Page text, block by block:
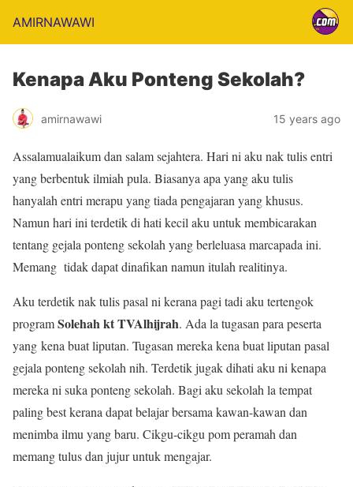
AMIRNAWAWI
Kenapa Aku Ponteng Sekolah?
amirnawawi 15 years ago
Assalamualaikum dan salam sejahtera. Hari ni aku nak tulis entri
yang berbentuk ilmiah pula. Biasanya apa yang aku tulis
hanyalah entri merapu yang tiada pengajaran yang khusus.
Namun hari ini terdetik di hati kecil aku untuk membicarakan
tentang gejala ponteng sekolah yang berleluasa marcapada ini.
Memang tidak dapat dinafikan namun itulah realitinya.
Aku terdetik nak tulis pasal ni kerana pagi tadi aku tertengok
programSolehah kt TVAlhijrah. Ada la tugasan para peserta
yang kena buat liputan. Tugasan mereka kena buat liputan pasal
gejala ponteng sekolah nih. Terdetik jugak dihati aku ni kenapa
mereka ni suka ponteng sekolah. Bagi aku sekolah la tempat
paling best kerana dapat belajar bersama kawan-kawan dan
menimba ilmu yang baru. Cikgu-cikgu pom peramah dan
memang tulus dan jujur untuk mengajar.